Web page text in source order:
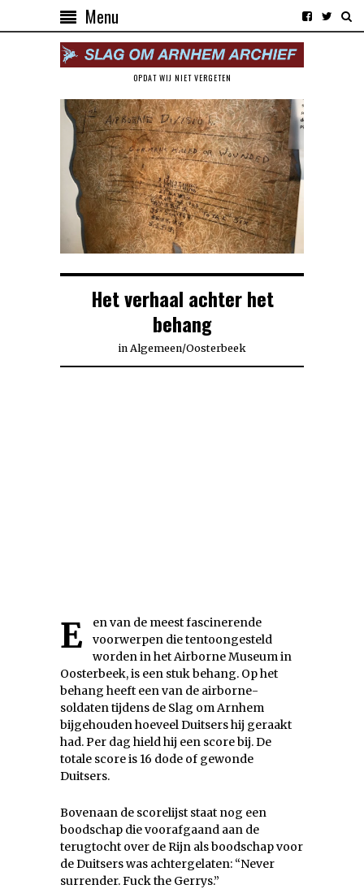
Menu
OPDAT WIJ NIET VERGETEN
Het verhaal achter het
behang
in Algemeen/Oosterbeek
Een van de meest fascinerende
voorwerpen die tentoongesteld
worden in het Airborne Museum in
Oosterbeek, is een stuk behang. Op het
behang heeft een van de airborne-
soldaten tijdens de Slag om Arnhem
bijgehouden hoeveel Duitsers hij geraakt
had. Per dag hield hij een score bij. De
totale score is 16 dode of gewonde
Duitsers.
Bovenaan de scorelijst staat nog een
boodschap die voorafgaand aan de
terugtocht over de Rijn als boodschap voor
de Duitsers was achtergelaten: “Never
surrender. Fuck the Gerrys.”